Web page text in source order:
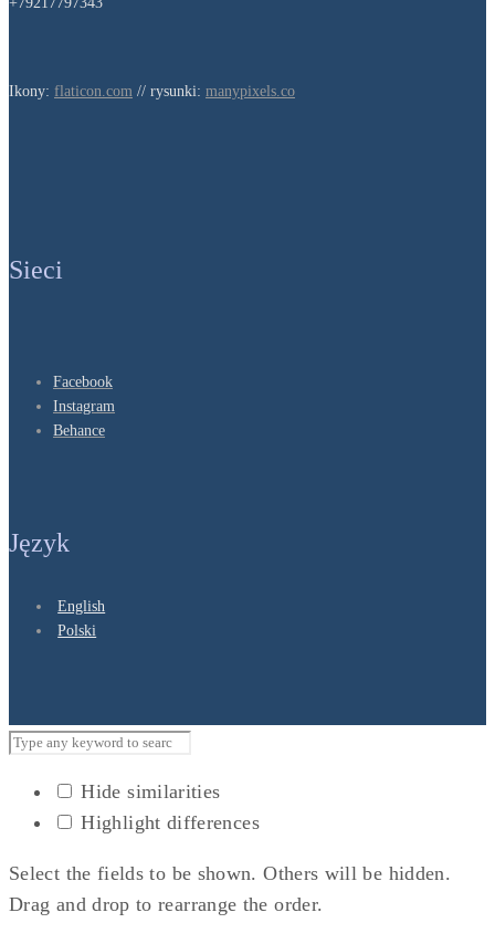
Ikony: flaticon.com // rysunki: manypixels.co
Sieci
Facebook
Instagram
Behance
Język
English
Polski
Hide similarities
Highlight differences
Select the fields to be shown. Others will be hidden.
Drag and drop to rearrange the order.